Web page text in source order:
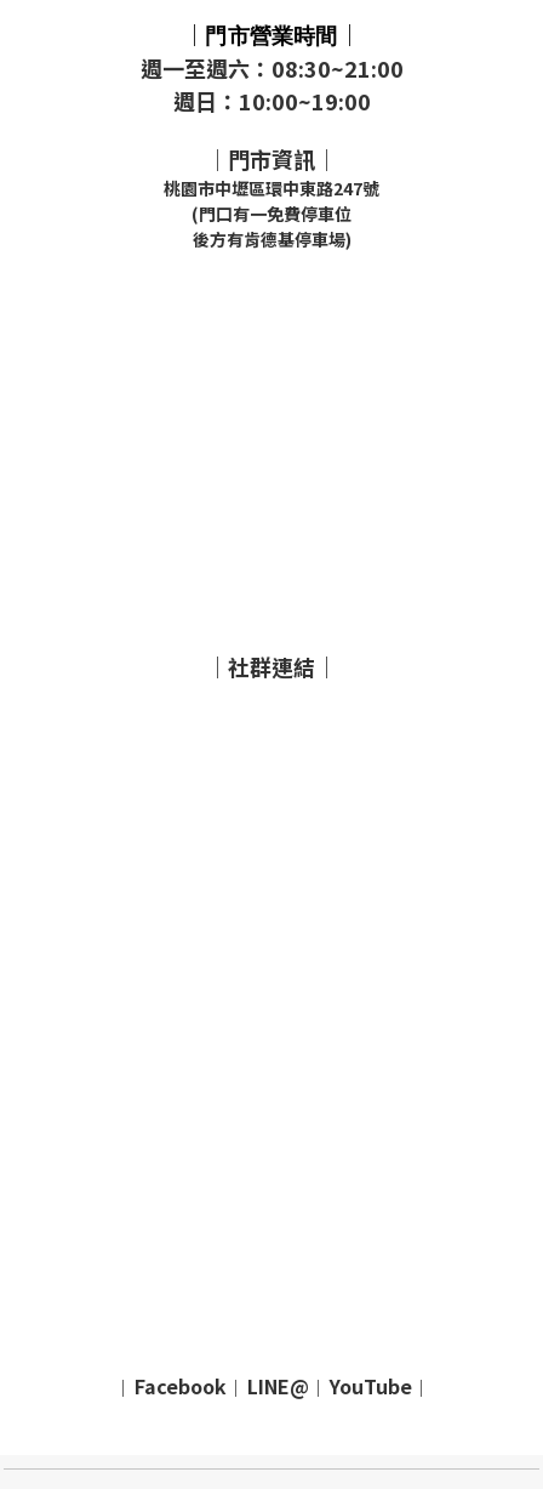
｜ 門市營業時間 ｜
週一至週六：08:30~21:00
週日：10:00~19:00
｜門市資訊｜
桃園市中壢區環中東路247號
(門口有一免費停車位
後方有肯德基停車場)
｜社群連結｜
｜ Facebook ｜ LINE@ ｜ YouTube ｜